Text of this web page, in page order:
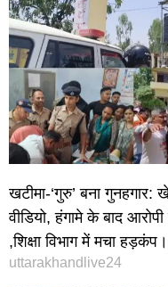
खटीमा-‘गुरु’ बना
वीडियो, हंगामे के बाद
,शिक्षा विभाग में मचा हड़कंप।
uttarakhandlive24